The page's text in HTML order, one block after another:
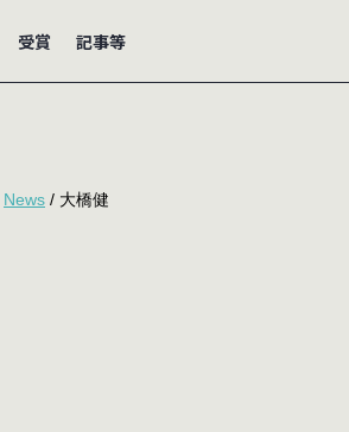
受賞 記事等
News / 大橋健